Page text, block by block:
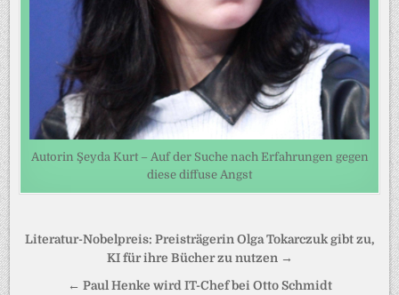
Autorin Şeyda Kurt – Auf der Suche nach Erfahrungen gegen
diese diffuse Angst
Beitragsnavigation
Literatur-Nobelpreis: Preisträgerin Olga Tokarczuk gibt zu,
KI für ihre Bücher zu nutzen →
← Paul Henke wird IT-Chef bei Otto Schmidt